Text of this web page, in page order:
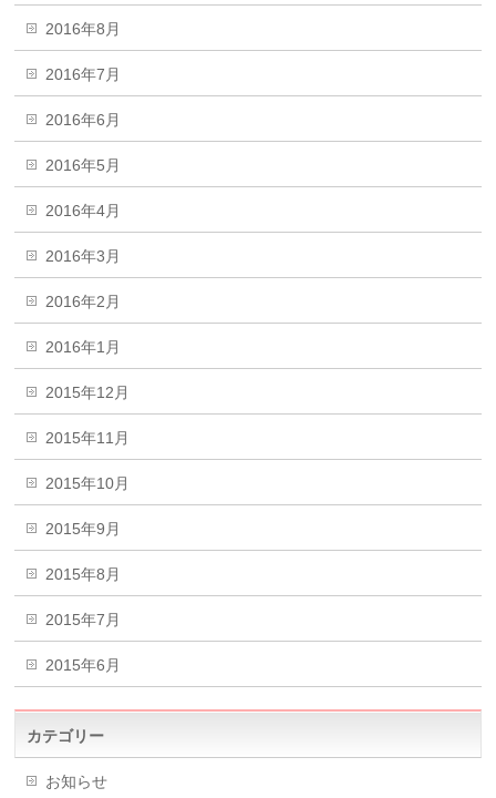
2016年8月
2016年7月
2016年6月
2016年5月
2016年4月
2016年3月
2016年2月
2016年1月
2015年12月
2015年11月
2015年10月
2015年9月
2015年8月
2015年7月
2015年6月
カテゴリー
お知らせ